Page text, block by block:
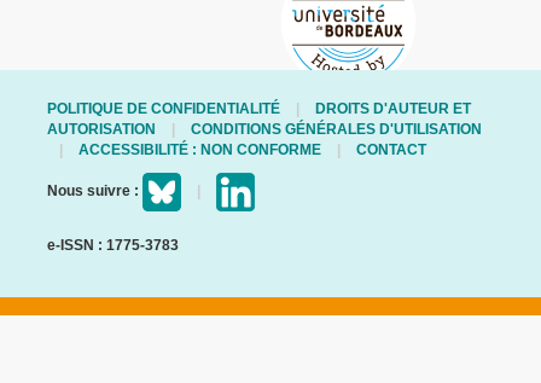
POLITIQUE DE CONFIDENTIALITÉ
DROITS D'AUTEUR ET
AUTORISATION
CONDITIONS GÉNÉRALES D'UTILISATION
ACCESSIBILITÉ : NON CONFORME
CONTACT
Nous suivre :
e-ISSN : 1775-3783